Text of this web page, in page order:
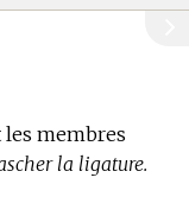
membres
la ligature.